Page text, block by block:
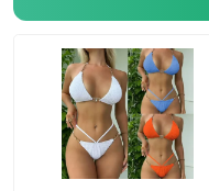
मुस्लिम स्विमिंग सूट
थ्री पीस स्विमवियर